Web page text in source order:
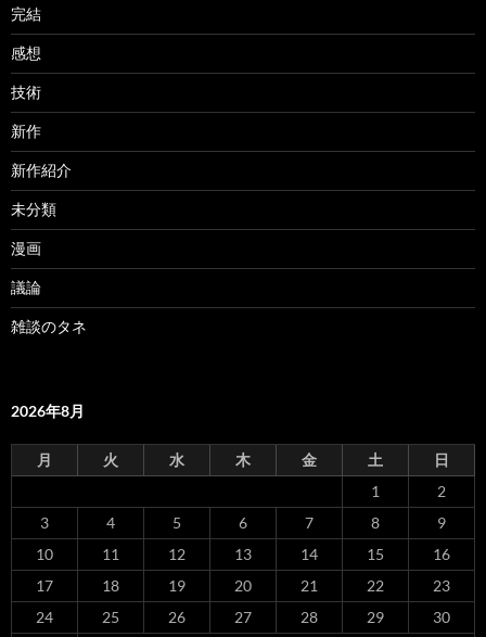
完結
感想
技術
新作
新作紹介
未分類
漫画
議論
雑談のタネ
2026年8月
月 火 水 木 金 土
日
1
2
3
4 5 6 7 8
9
10
11 12 13 14 15
16
17
18 19 20 21 22
23
24
25 26 27 28 29
30